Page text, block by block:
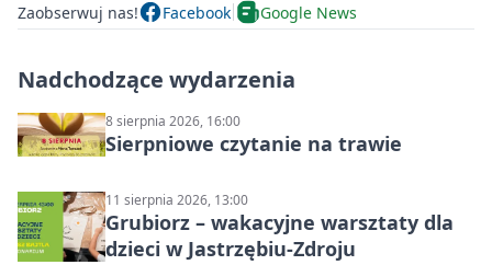
Zaobserwuj nas! Facebook Google News
Nadchodzące wydarzenia
8 sierpnia 2026, 16:00
Sierpniowe czytanie na trawie
11 sierpnia 2026, 13:00
Grubiorz – wakacyjne warsztaty dla
dzieci w Jastrzębiu-Zdroju